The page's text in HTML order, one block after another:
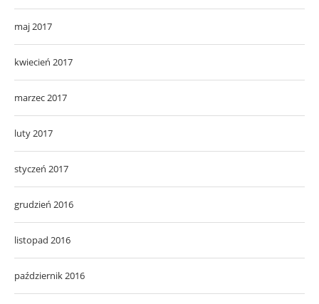
maj 2017
kwiecień 2017
marzec 2017
luty 2017
styczeń 2017
grudzień 2016
listopad 2016
październik 2016